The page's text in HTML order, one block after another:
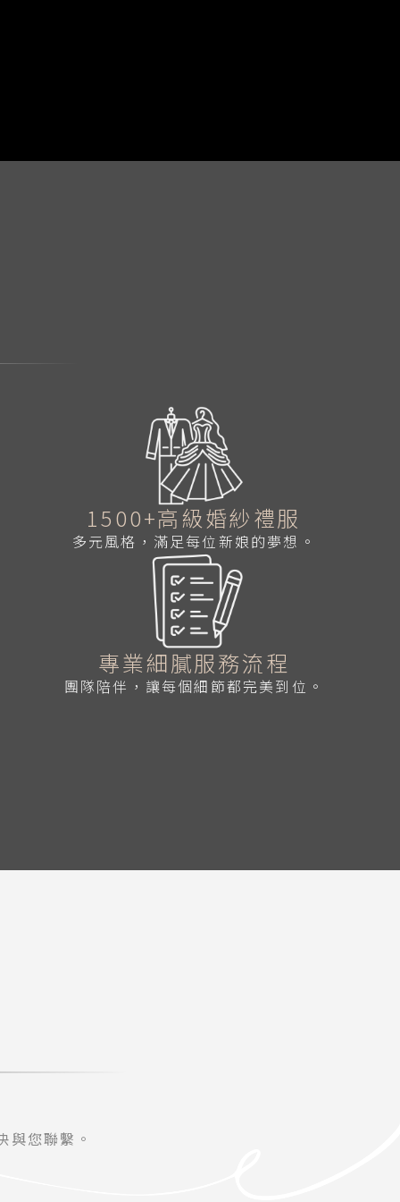
1500+高級婚紗禮服
多元風格，滿足每位新娘的夢想。
專業細膩服務流程
團隊陪伴，讓每個細節都完美到位。
與您聯繫。